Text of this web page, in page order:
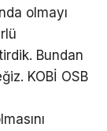
olmayı
Bundan
KOBİ OSB